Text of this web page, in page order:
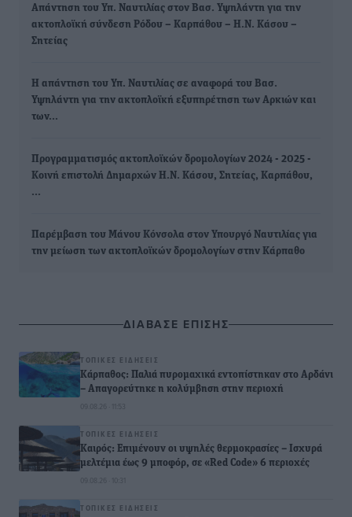
Απάντηση του Υπ. Ναυτιλίας στον Βασ. Υψηλάντη για την
ακτοπλοϊκή σύνδεση Ρόδου – Καρπάθου – Η.Ν. Κάσου –
Σητείας
Η απάντηση του Υπ. Ναυτιλίας σε αναφορά του Βασ.
Υψηλάντη για την ακτοπλοϊκή εξυπηρέτηση των Αρκιών και
των…
Προγραμματισμός ακτοπλοϊκών δρομολογίων 2024 - 2025 -
Κοινή επιστολή Δημαρχών Η.Ν. Κάσου, Σητείας, Καρπάθου,
…
Παρέμβαση του Μάνου Κόνσολα στον Υπουργό Ναυτιλίας για
την μείωση των ακτοπλοϊκών δρομολογίων στην Κάρπαθο
ΔΙΑΒΑΣΕ ΕΠΙΣΗΣ
ΤΟΠΙΚΈΣ ΕΙΔΉΣΕΙΣ
Κάρπαθος: Παλιά πυρομαχικά εντοπίστηκαν στο Αρδάνι
– Απαγορεύτηκε η κολύμβηση στην περιοχή
09.08.26 · 11:53
ΤΟΠΙΚΈΣ ΕΙΔΉΣΕΙΣ
Καιρός: Επιμένουν οι υψηλές θερμοκρασίες – Ισχυρά
μελτέμια έως 9 μποφόρ, σε «Red Code» 6 περιοχές
09.08.26 · 10:31
ΤΟΠΙΚΈΣ ΕΙΔΉΣΕΙΣ